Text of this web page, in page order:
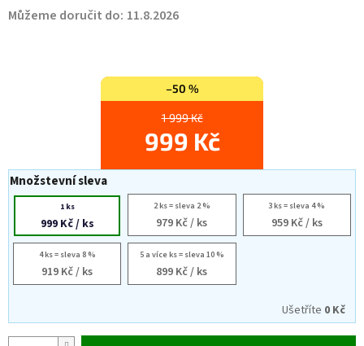
1 999 Kč
–50 %
999 Kč
Můžeme doručit do: 11.8.2026
Množstevní sleva
1 ks
999 Kč/ ks
2 ks = sleva 2 %
979 Kč/ ks
3 ks = sleva 4 %
959 Kč/ ks
4 ks = sleva 8 %
919 Kč/ ks
5 a více ks = sleva 10 %
899 Kč/ ks
Ušetříte 0 Kč